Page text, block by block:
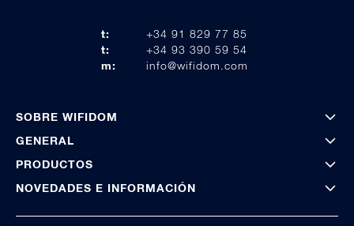
t:
+34 91 829 77 85
t:
+34 93 390 59 54
m:
info@wifidom.com
SOBRE WIFIDOM
GENERAL
PRODUCTOS
NOVEDADES E INFORMACIÓN